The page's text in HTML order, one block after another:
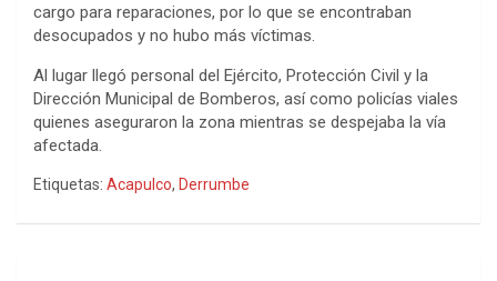
cargo para reparaciones, por lo que se encontraban
desocupados y no hubo más víctimas.
Al lugar llegó personal del Ejército, Protección Civil y la
Dirección Municipal de Bomberos, así como policías viales
quienes aseguraron la zona mientras se despejaba la vía
afectada.
Etiquetas: Acapulco, Derrumbe